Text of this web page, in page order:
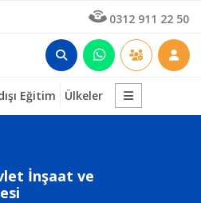
0312 911 22 50
Eğitim Ülkeler
İnşaat ve